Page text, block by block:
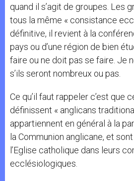
quand il s’agit de groupes. Les
tous la même « consistance
définitive, il revient à la
pays ou d’une région de bien
faire ou ne doit pas se faire. Je
s’ils seront nombreux ou pas.
Ce qu’il faut rappeler c’est que
définissent « anglicans
appartiennent en général à la
la Communion anglicane, et
l’Eglise catholique dans leurs
ecclésiologiques.